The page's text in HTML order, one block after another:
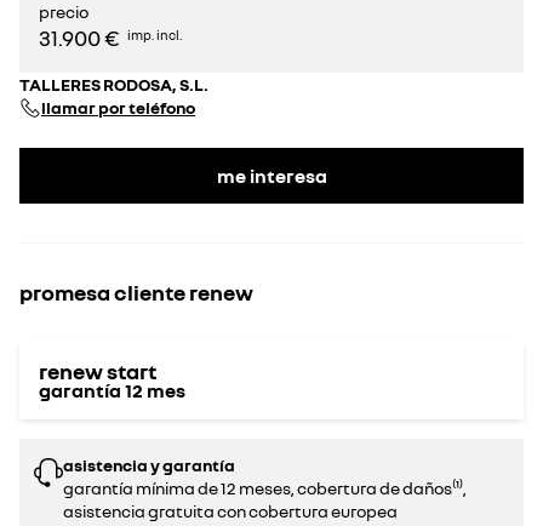
precio
31.900 € imp. incl.
TALLERES RODOSA, S.L.
llamar por teléfono
me interesa
promesa cliente renew
renew start
garantía 12 mes
asistencia y garantía
garantía mínima de 12 meses, cobertura de daños⁽¹⁾,
asistencia gratuita con cobertura europea